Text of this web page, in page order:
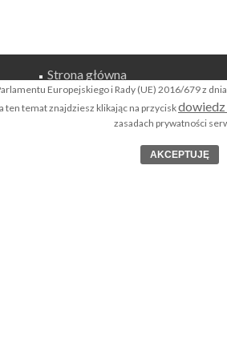
Strona główna
Co to jest Krajowy Rejestr
Wyszukiwarka KRS
Rejestr Zastawów Sądowych
Europejskiego i Rady (UE) 2016/679 z
ten temat znajdziesz klikając na przyciskdowiedz
zasadach prywatności
AKCEPTUJĘ